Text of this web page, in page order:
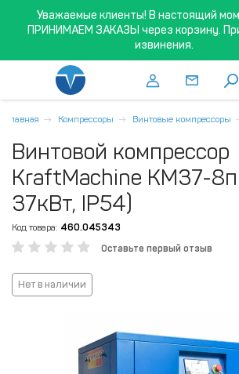
Уважаемые клиенты! В настоящий
ПРИНИМАЕМ ЗАКАЗЫ через корзину.
извинения.
Главная Компрессоры Винтовые компрессоры
Винтовой компрессор
KraftMachine KM37-
37кВт, IP54)
Код товара: 460.045343
Оставьте первый отзыв
Нет в наличии